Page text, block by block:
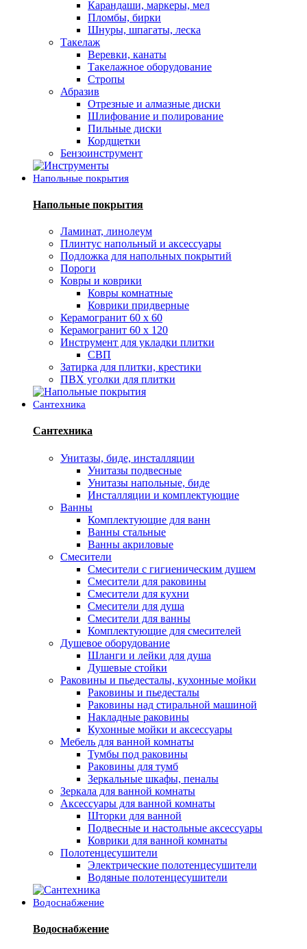
Карандаши, маркеры, мел
Пломбы, бирки
Шнуры, шпагаты, леска
Такелаж
Веревки, канаты
Такелажное оборудование
Стропы
Абразив
Отрезные и алмазные диски
Шлифование и полирование
Пильные диски
Кордщетки
Бензоинструмент
Напольные покрытия
Напольные покрытия
Ламинат, линолеум
Плинтус напольный и аксессуары
Подложка для напольных покрытий
Пороги
Ковры и коврики
Ковры комнатные
Коврики придверные
Керамогранит 60 х 60
Керамогранит 60 х 120
Инструмент для укладки плитки
СВП
Затирка для плитки, крестики
ПВХ уголки для плитки
Сантехника
Сантехника
Унитазы, биде, инсталляции
Унитазы подвесные
Унитазы напольные, биде
Инсталляции и комплектующие
Ванны
Комплектующие для ванн
Ванны стальные
Ванны акриловые
Смесители
Смесители с гигиеническим душем
Смесители для раковины
Смесители для кухни
Смесители для душа
Смесители для ванны
Комплектующие для смесителей
Душевое оборудование
Шланги и лейки для душа
Душевые стойки
Раковины и пьедесталы, кухонные мойки
Раковины и пьедесталы
Раковины над стиральной машиной
Накладные раковины
Кухонные мойки и аксессуары
Мебель для ванной комнаты
Тумбы под раковины
Раковины для тумб
Зеркальные шкафы, пеналы
Зеркала для ванной комнаты
Аксессуары для ванной комнаты
Шторки для ванной
Подвесные и настольные аксессуары
Коврики для ванной комнаты
Полотенцесушители
Электрические полотенцесушители
Водяные полотенцесушители
Водоснабжение
Водоснабжение